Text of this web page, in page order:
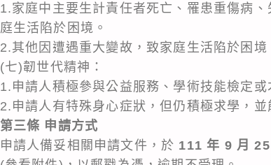
1.家庭中主要生計責任者死亡、罹患重傷病
庭生活陷於困境。
2.其他因遭遇重大變故，致家庭生活陷於困境
(七)韌世代精神：
1.申請人積極參與公益服務、學術技能檢定
2.申請人有特殊身心症狀，但仍積極求學，並
第三條 申請方式
申請人備妥相關申請文件，於 111 年 9 月